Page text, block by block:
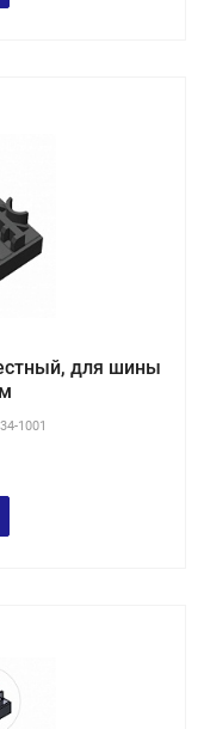
для шины
1001